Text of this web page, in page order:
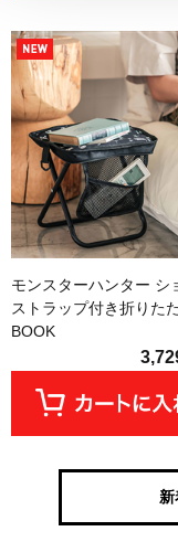
モンスターハンター シ
ストラップ付き折りた
BOOK
新